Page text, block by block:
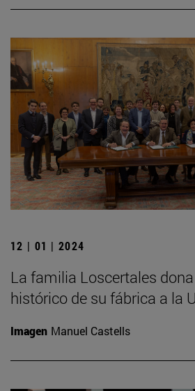
12 | 01 | 2024
La familia Loscertales
histórico de su fábrica a la
Imagen Manuel Castells